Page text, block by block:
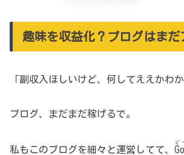
趣味を収益化？ブログはまだ
「副収入ほしいけど、何してええかわ
ブログ、まだまだ稼げるで。
私もこのブログを細々と運営してて、
ぐ